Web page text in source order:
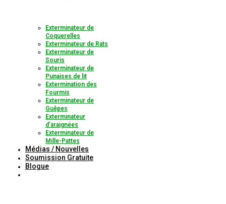
Exterminateur de
Coquerelles
Exterminateur de Rats
Exterminateur de
Souris
Exterminateur de
Punaises de lit
Extermination des
Fourmis
Exterminateur de
Guêpes
Exterminateur
d’araignées
Exterminateur de
Mille-Pattes
Médias / Nouvelles
Soumission Gratuite
Blogue